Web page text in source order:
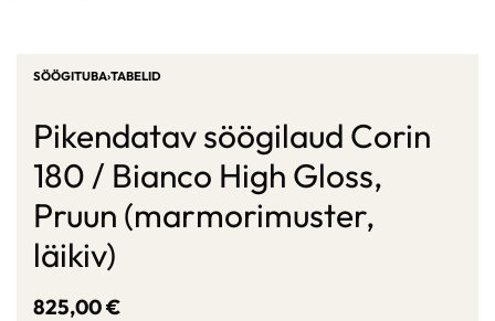
SÖÖGITUBA›TABELID
Pikendatav söögilaud Corin
180 / Bianco High Gloss,
Pruun (marmorimuster,
läikiv)
825,00€